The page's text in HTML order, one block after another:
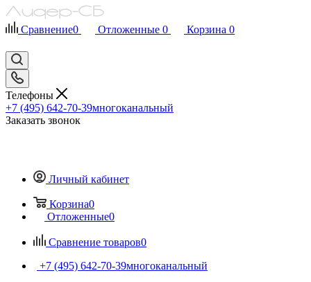
Сравнение0 Отложенные 0 Корзина 0
Телефоны
+7 (495) 642-70-39многоканальный
Заказать звонок
Личный кабинет
Корзина0
Отложенные0
Сравнение товаров0
+7 (495) 642-70-39многоканальный